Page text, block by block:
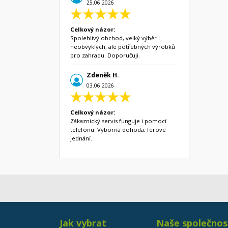
25.06.2026
Celkový názor:
Spolehlivý obchod, velký výběr i
neobvyklých, ale potřebných výrobků
pro zahradu. Doporučuji.
Zdeněk H.
03.06.2026
Celkový názor:
Zákaznický servis funguje i pomocí
telefonu. Výborná dohoda, férové
jednání.
Jak vybrat Naše